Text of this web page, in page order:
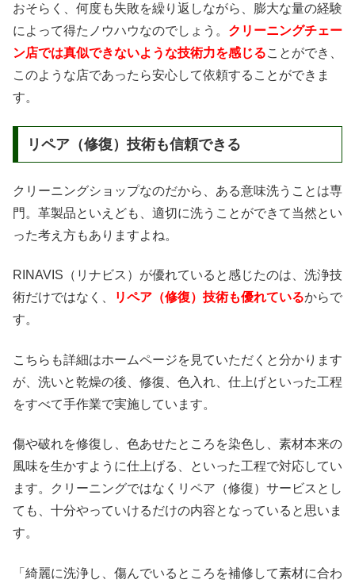
おそらく、何度も失敗を繰り返しながら、膨大な量の経験
によって得たノウハウなのでしょう。 クリーニングチェー
ン店では真似できないような技術力を感じることができ、
このような店であったら安心して依頼することができま
す。
リペア（修復）技術も信頼できる
クリーニングショップなのだから、ある意味洗うことは専
門。革製品といえども、適切に洗うことができて当然とい
った考え方もありますよね。
RINAVIS（リナビス）が優れていると感じたのは、洗浄技
術だけではなく、
リペア（修復）技術も優れているからで
す。
こちらも詳細はホームページを見ていただくと分かります
が、洗いと乾燥の後、修復、色入れ、仕上げといった工程
をすべて手作業で実施しています。
傷や破れを修復し、色あせたところを染色し、素材本来の
風味を生かすように仕上げる、といった工程で対応してい
ます。クリーニングではなくリペア（修復）サービスとし
ても、十分やっていけるだけの内容となっていると思いま
す。
「綺麗に洗浄し、傷んでいるところを補修して素材に合わ